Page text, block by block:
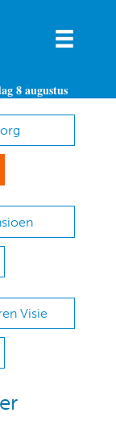
8 augustus
Visie